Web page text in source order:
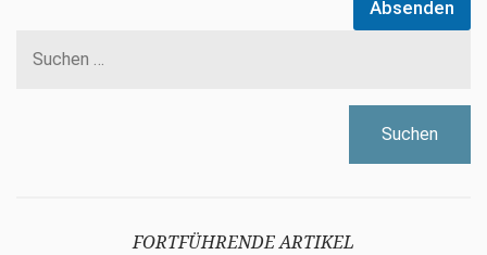
Absenden
FORTFÜHRENDE ARTIKEL